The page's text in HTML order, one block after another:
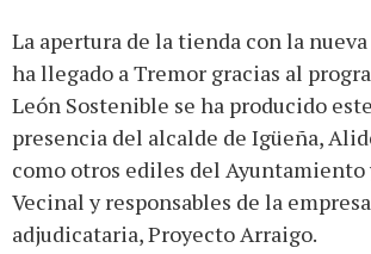
La apertura de la tienda con la
ha llegado a Tremor gracias al
León Sostenible se ha producido
presencia del alcalde de Igüeña,
como otros ediles del Ayuntamiento
Vecinal y responsables de la empresa
adjudicataria, Proyecto Arraigo.